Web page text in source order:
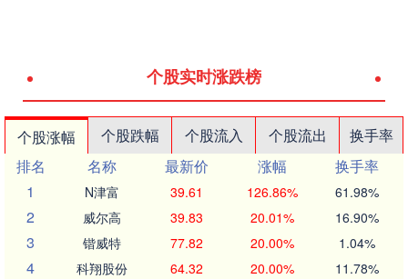
个股实时涨跌榜
个股涨幅 个股跌幅 个股流入 个股流出
换手率
排名
名称 最新价 涨幅
换手率
1
N津富 39.61 126.86% 61.98%
2 威尔高 39.83 20.01% 16.90%
3 锴威特 77.82 20.00% 1.04%
4 科翔股份 64.32 20.00% 11.78%